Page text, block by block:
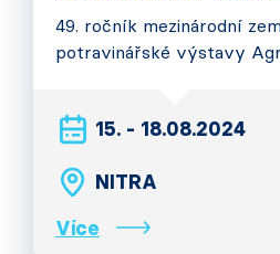
49. ročník mezinárodní
potravinářské výstavy
15. - 18.08.2024
NITRA
Více